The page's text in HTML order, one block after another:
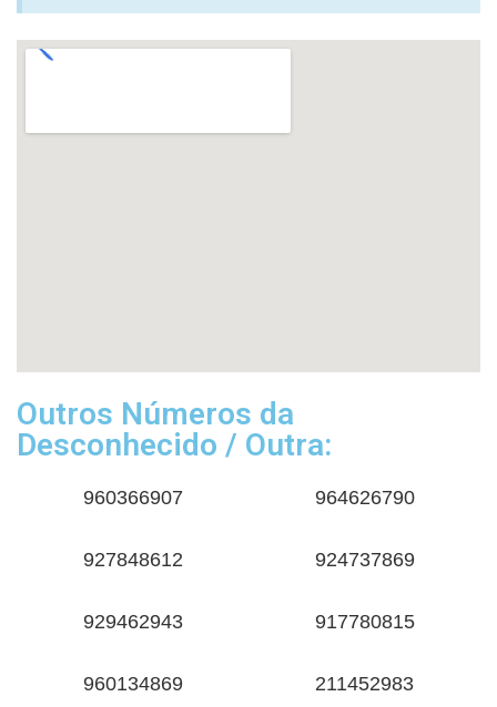
Outros Números da
Desconhecido / Outra:
960366907 964626790
927848612 924737869
929462943 917780815
960134869 211452983